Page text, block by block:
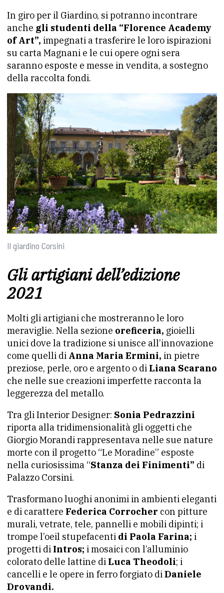
In giro per il Giardino, si potranno incontrare
anche gli studenti della “Florence Academy
of Art”, impegnati a trasferire le loro ispirazioni
su carta Magnani e le cui opere ogni sera
saranno esposte e messe in vendita, a sostegno
della raccolta fondi.
Il giardino Corsini
Gli artigiani dell’edizione
2021
Molti gli artigiani che mostreranno le loro
meraviglie. Nella sezione oreficeria, gioielli
unici dove la tradizione si unisce all’innovazione
come quelli di Anna Maria Ermini, in pietre
preziose, perle, oro e argento o di Liana Scarano
che nelle sue creazioni imperfette racconta la
leggerezza del metallo.
Tra gli Interior Designer: Sonia Pedrazzini
riporta alla tridimensionalità gli oggetti che
Giorgio Morandi rappresentava nelle sue nature
morte con il progetto “Le Moradine” esposte
nella curiosissima “Stanza dei Finimenti” di
Palazzo Corsini.
Trasformano luoghi anonimi in ambienti eleganti
e di carattere Federica Corrocher con pitture
murali, vetrate, tele, pannelli e mobili dipinti; i
trompe l’oeil stupefacenti di Paola Farina; i
progetti di Intros; i mosaici con l’alluminio
colorato delle lattine di Luca Theodoli; i
cancelli e le opere in ferro forgiato diDaniele
Drovandi.